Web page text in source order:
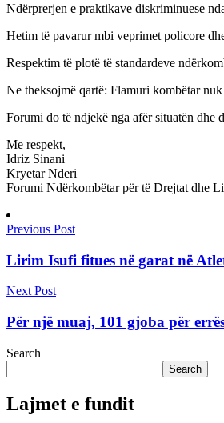
Ndërprerjen e praktikave diskriminuese
Hetim të pavarur mbi veprimet policore
Respektim të plotë të standardeve
Ne theksojmë qartë: Flamuri kombëtar
Forumi do të ndjekë nga afër situatën dhe
Me respekt,
Idriz Sinani
Kryetar Nderi
Forumi Ndërkombëtar për të Drejtat dhe
Previous Post
Lirim Isufi fitues në garat në
Next Post
Për një muaj, 101 gjoba për
Search
Search
Lajmet e fundit